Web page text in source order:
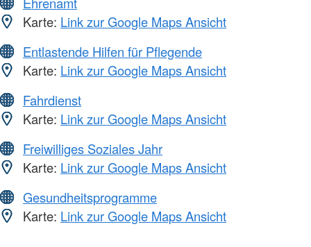
Karte: Link zur Google Maps Ansicht
Entlastende Hilfen für Pflegende
Karte: Link zur Google Maps Ansicht
Fahrdienst
Karte: Link zur Google Maps Ansicht
Freiwilliges Soziales Jahr
Karte: Link zur Google Maps Ansicht
Gesundheitsprogramme
Karte: Link zur Google Maps Ansicht